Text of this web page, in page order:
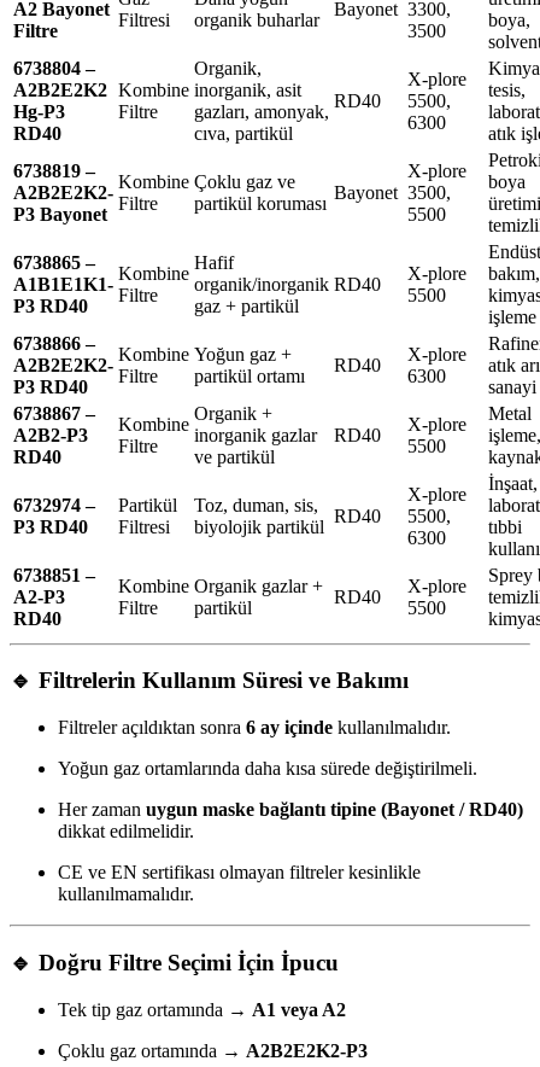
A2 Bayonet
Filtre
Filtresi
organik buharlar
Bayonet 3300,
3500
boya,
6738804 –
A2B2E2K2
Hg-P3
RD40
Kombine
Filtre
Organik,
inorganik, asit
gazları, amonyak,
cıva, partikül
RD40
X-plore
5500,
6300
tesis,
atık
6738819 –
A2B2E2K2-
P3 Bayonet
Kombine
Filtre
Çoklu gaz ve
partikül koruması
Bayonet
X-plore
3500,
5500
boya
6738865 –
A1B1E1K1-
P3 RD40
Kombine
Filtre
Hafif
organik/inorganik
gaz + partikül
RD40
X-plore
5500
bakım,
işleme
6738866 –
A2B2E2K2-
P3 RD40
Kombine
Filtre
Yoğun gaz +
partikül ortamı
RD40
X-plore
6300
atık
sanayi
6738867 –
A2B2-P3
RD40
Kombine
Filtre
Organik +
inorganik gazlar
ve partikül
RD40
X-plore
5500
Metal
işleme,
6732974 –
P3 RD40
Partikül
Filtresi
Toz, duman, sis,
biyolojik partikül
RD40
X-plore
5500,
6300
İnşaat,
tıbbi
6738851 –
A2-P3
RD40
Kombine
Filtre
Organik gazlar +
partikül
RD40
X-plore
5500
Sprey
🔹 Filtrelerin Kullanım Süresi ve Bakımı
Filtreler açıldıktan sonra 6 ay içinde kullanılmalıdır.
Yoğun gaz ortamlarında daha kısa sürede değiştirilmeli.
Her zaman uygun maske bağlantı tipine (Bayonet / RD40)
dikkat edilmelidir.
CE ve EN sertifikası olmayan filtreler kesinlikle
kullanılmamalıdır.
🔹 Doğru Filtre Seçimi İçin İpucu
Tek tip gaz ortamında → A1 veya A2
Çoklu gaz ortamında → A2B2E2K2-P3